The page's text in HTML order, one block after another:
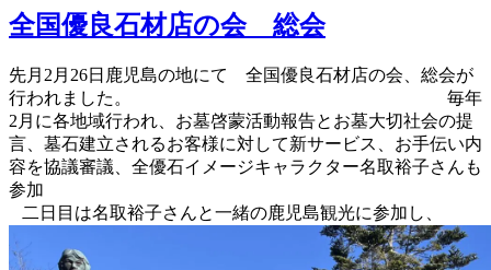
全国優良石材店の会 総会
先月2月26日鹿児島の地にて 全国優良石材店の会、総会が
行われました。 毎年
2月に各地域行われ、お墓啓蒙活動報告とお墓大切社会の提
言、墓石建立されるお客様に対して新サービス、お手伝い内
容を協議審議、全優石イメージキャラクター名取裕子さんも
参加
二日目は名取裕子さんと一緒の鹿児島観光に参加し、